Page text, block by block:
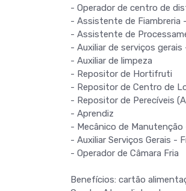
- Operador de centro de
- Assistente de Fiambreria
- Assistente de
- Auxiliar de serviços
- Auxiliar de limpeza
- Repositor de Hortifruti
- Repositor de Centro de
- Repositor de Perecíveis
- Aprendiz
- Mecânico de
- Auxiliar Serviços Gerais -
- Operador de Câmara Fria
Benefícios: cartão